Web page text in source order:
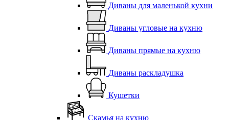
Диваны для маленькой кухни
Диваны угловые на кухню
Диваны прямые на кухню
Диваны раскладушка
Кушетки
Скамья на кухню